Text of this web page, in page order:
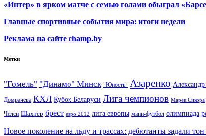
«Интер» в ярком матче с семью голами обыграл
Главные спортивные события мира: итоги недели
Реклама на сайте champ.by
Метки
"Гомель" "Динамо" Минск "Юность" Азаренко Александр
Домрачева КХЛ Кубок Беларуси Лига чемпионов Марек Сикора
Челси Шахтер брест евро 2012 лига европы мини-футбол олимпиада
Новое поколение на льду и трассах: дебютанты задали